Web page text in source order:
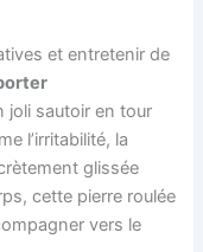
et entretenir de
joli sautoir en tour
l’irritabilité, la
glissée
cette pierre roulée
vers le